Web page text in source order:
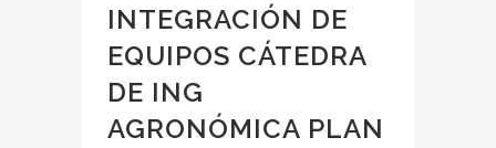
INTEGRACIÓN DE
EQUIPOS CÁTEDRA
DE ING
AGRONÓMICA PLAN